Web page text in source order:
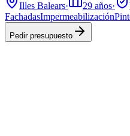
Illes Balears· 29 años·
FachadasImpermeabilización
Pedir presupuesto